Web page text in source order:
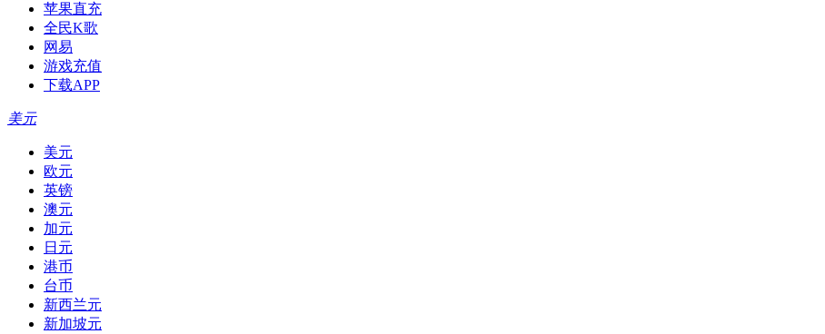
苹果直充
全民K歌
网易
游戏充值
下载APP
美元
美元
欧元
英镑
澳元
加元
日元
港币
台币
新西兰元
新加坡元